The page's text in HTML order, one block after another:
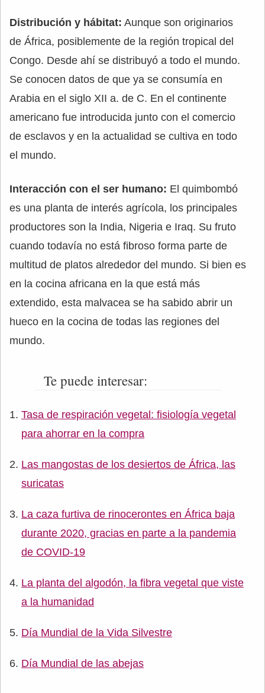
Distribución y hábitat: Aunque son originarios
de África, posiblemente de la región tropical del
Congo. Desde ahí se distribuyó a todo el mundo.
Se conocen datos de que ya se consumía en
Arabia en el siglo XII a. de C. En el continente
americano fue introducida junto con el comercio
de esclavos y en la actualidad se cultiva en todo
el mundo.
Interacción con el ser humano: El quimbombó
es una planta de interés agrícola, los principales
productores son la India, Nigeria e Iraq. Su fruto
cuando todavía no está fibroso forma parte de
multitud de platos alrededor del mundo. Si bien es
en la cocina africana en la que está más
extendido, esta malvacea se ha sabido abrir un
hueco en la cocina de todas las regiones del
mundo.
Te puede interesar:
Tasa de respiración vegetal: fisiología vegetal
para ahorrar en la compra
Las mangostas de los desiertos de África, las
suricatas
La caza furtiva de rinocerontes en África baja
durante 2020, gracias en parte a la pandemia
de COVID-19
La planta del algodón, la fibra vegetal que viste
a la humanidad
Día Mundial de la Vida Silvestre
Día Mundial de las abejas